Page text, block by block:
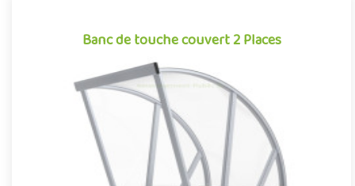
Banc de touche couvert 2 Places
Banc de touche couvert 2 Places
Banc de touche monobloc surmonté d’un toit en auvent, cet abri
de 2 places, a été conçu et optimisé pour offrir aux équipes u..
Offre partenaire